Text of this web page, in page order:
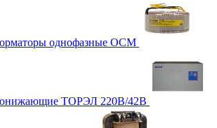
однофазные ОСМ
ТОРЭЛ 220В/42В